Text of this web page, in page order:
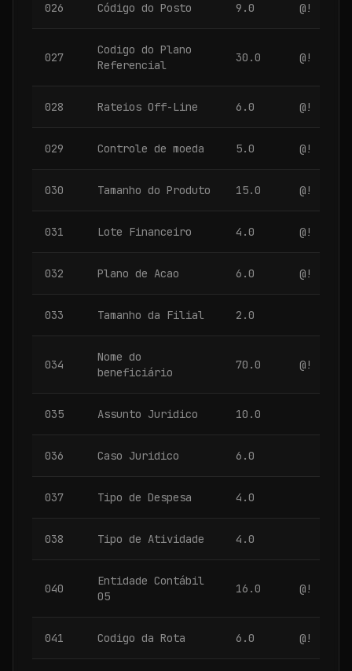
026 Código do Posto 9.0 @!
027
Codigo do Plano
Referencial
30.0 @!
028 Rateios Off-Line 6.0 @!
029 Controle de moeda 5.0 @!
030 Tamanho do Produto 15.0 @!
031 Lote Financeiro 4.0 @!
032 Plano de Acao 6.0 @!
033 Tamanho da Filial 2.0
034
Nome do
beneficiário
70.0 @!
035 Assunto Juridico 10.0
036 Caso Juridico 6.0
037 Tipo de Despesa 4.0
038 Tipo de Atividade 4.0
040
Entidade Contábil
05
16.0 @!
041 Codigo da Rota 6.0 @!